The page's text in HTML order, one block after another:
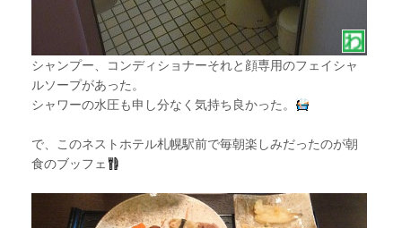
シャンプー、コンディショナーそれと顔専用のフェイシャ
ルソープがあった。
シャワーの水圧も申し分なく気持ち良かった。
で、このネストホテル札幌駅前で毎朝楽しみだったのが朝
食のブッフェ